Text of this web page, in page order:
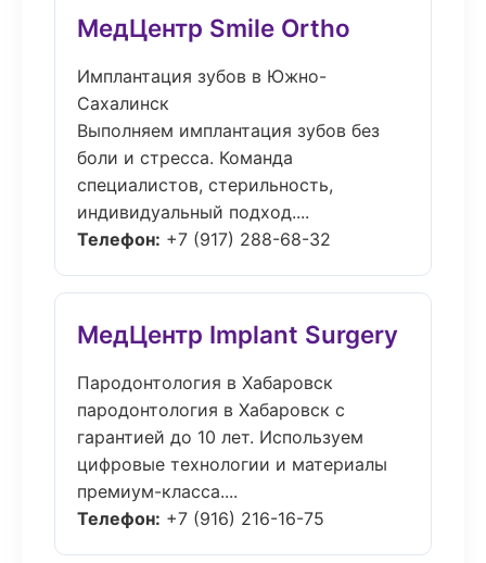
МедЦентр Smile Ortho
Имплантация зубов в Южно-
Сахалинск
Выполняем имплантация зубов без
боли и стресса. Команда
специалистов, стерильность,
индивидуальный подход....
Телефон: +7 (917) 288-68-32
МедЦентр Implant Surgery
Пародонтология в Хабаровск
пародонтология в Хабаровск с
гарантией до 10 лет. Используем
цифровые технологии и материалы
премиум-класса....
Телефон: +7 (916) 216-16-75